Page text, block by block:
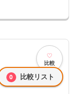
比較
0 比較リスト